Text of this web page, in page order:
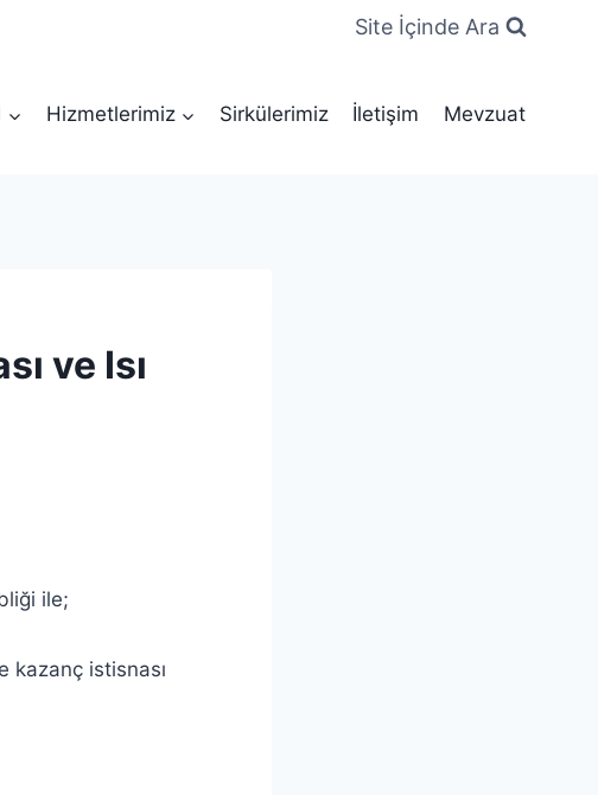
Site İçinde Ara
Hizmetlerimiz Sirkülerimiz İletişim Mevzuat
ve Isı
ile;
kazanç istisnası